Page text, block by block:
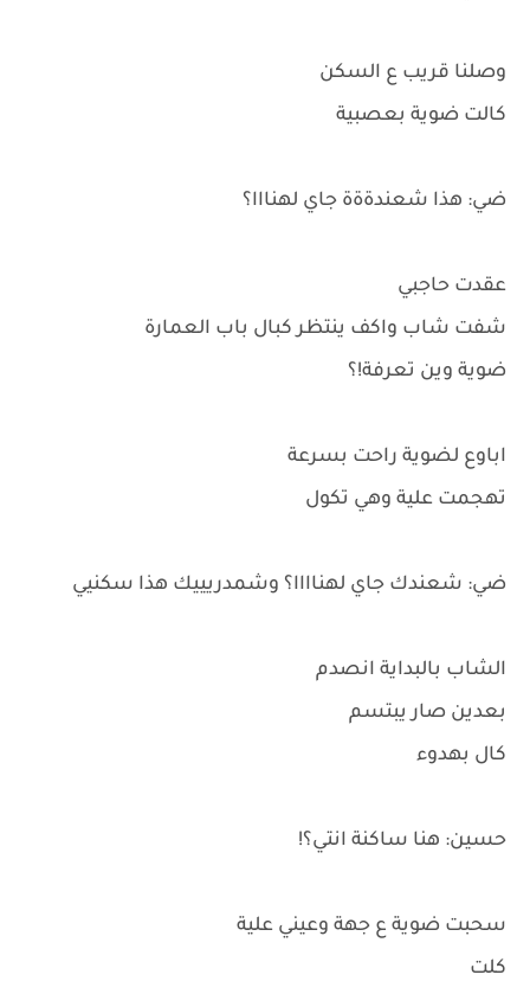
وصلنا قريب ع السكن
كالت ضوية بعصبية
ضي: هذا شعندةةة جاي لهنااا؟
عقدت حاجبي
شفت شاب واكف ينتظر كبال باب العمارة
ضوية وين تعرفة!؟
اباوع لضوية راحت بسرعة
تهجمت علية وهي تكول
ضي: شعندك جاي لهناااا؟ وشمدريييك هذا سكنيي
الشاب بالبداية انصدم
بعدين صار يبتسم
كال بهدوء
حسين: هنا ساكنة انتي؟!
سحبت ضوية ع جهة وعيني علية
كلت